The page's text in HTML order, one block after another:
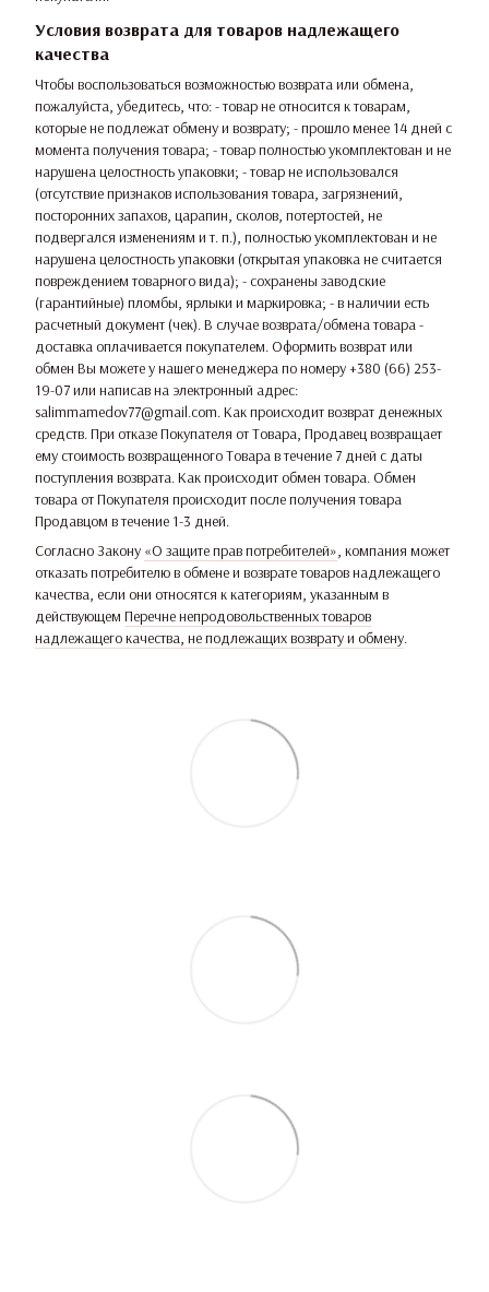
Условия возврата для товаров надлежащего
качества
Чтобы воспользоваться возможностью возврата или обмена,
пожалуйста, убедитесь, что: - товар не относится к товарам,
которые не подлежат обмену и возврату; - прошло менее 14 дней с
момента получения товара; - товар полностью укомплектован и не
нарушена целостность упаковки; - товар не использовался
(отсутствие признаков использования товара, загрязнений,
посторонних запахов, царапин, сколов, потертостей, не
подвергался изменениям и т. п.), полностью укомплектован и не
нарушена целостность упаковки (открытая упаковка не считается
повреждением товарного вида); - сохранены заводские
(гарантийные) пломбы, ярлыки и маркировка; - в наличии есть
расчетный документ (чек). В случае возврата/обмена товара -
доставка оплачивается покупателем. Оформить возврат или
обмен Вы можете у нашего менеджера по номеру +380 (66) 253-
19-07 или написав на электронный адрес:
salimmamedov77@gmail.com. Как происходит возврат денежных
средств. При отказе Покупателя от Товара, Продавец возвращает
ему стоимость возвращенного Товара в течение 7 дней с даты
поступления возврата. Как происходит обмен товара. Обмен
товара от Покупателя происходит после получения товара
Продавцом в течение 1-3 дней.
Согласно Закону «О защите прав потребителей», компания может
отказать потребителю в обмене и возврате товаров надлежащего
качества, если они относятся к категориям, указанным в
действующем Перечне непродовольственных товаров
надлежащего качества, не подлежащих возврату и обмену.